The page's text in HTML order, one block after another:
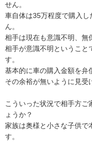
せん。
車自体は35万程度で購入
ん。
相手は現在も意識不明、無
相手が意識不明ということ
す。
基本的に車の購入金額を弁
その余裕が無いように見受
こういった状況で相手方ご
ょうか？
家族は奥様と小さな子供で
す。